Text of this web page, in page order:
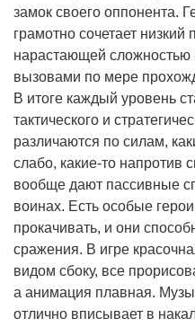
замок своего оппонента.
грамотно сочетает низкий
нарастающей сложностью
вызовами по мере
В итоге каждый уровень
тактического и
различаются по силам,
слабо, какие-то напротив
вообще дают пассивные
воинах. Есть особые
прокачивать, и они
сражения. В игре
видом сбоку, все
а анимация плавная.
отлично вписывает в